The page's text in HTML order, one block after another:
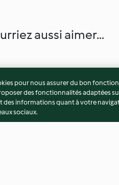
aussi aimer...
pour nous assurer du bon
des fonctionnalités adaptées
des informations quant à votre
sociaux.